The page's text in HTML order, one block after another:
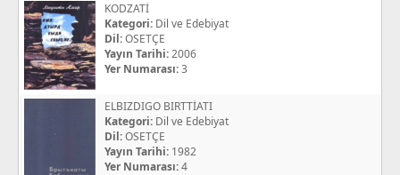
KODZATİ
Kategori: Dil ve Edebiyat
Dil:OSETÇE
Yayın Tarihi:2006
Yer Numarası:3
ELBIZDIGO BIRTTİATI
Kategori: Dil ve Edebiyat
Dil:OSETÇE
Yayın Tarihi: 1982
Yer Numarası:4